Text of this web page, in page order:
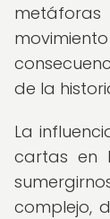
de la
La
cartas en
complejo,